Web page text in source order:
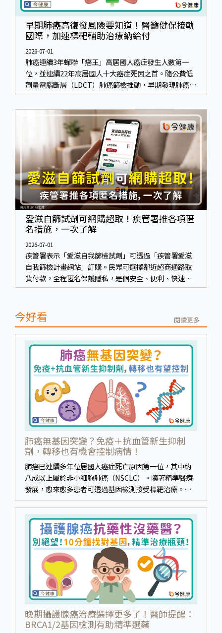
早期肺癌高復發風險要知道！醫籲健保接軌
國際，加速標靶輔助治療納給付
2026-07-01
肺癌連續3年蟬聯「癌王」高居國人癌症發生人數第一
位，並連續22年高居國人十大癌症死因之首。隨公費低
劑量電腦斷層（LDCT）肺癌篩檢推動，早期發現肺癌比
例明顯提升。然而早發現也要早治療，尤其面對高復發
風險，早期介入輔助治療至關重要。
愛滋自篩試劑可網購超取！疾管署推各項匿
名措施，一次了解
2026-07-01
疾管署表示「愛滋自我篩檢試劑」可透過「疾管署愛滋
自我篩檢計畫網站」訂購。民眾可選擇鄰近超商通路取
貨付款，全程匿名保護隱私，是個安全、便利、快速、
又兼顧隱私的保護措施。
今好看 閱讀更多
肺癌無基因突變？免疫＋抗血管新生抑制
劑，轉移也有機會控制病情！
肺癌已連續多年位居國人癌症死亡原因第一位，其中約
八成以上屬於非小細胞肺癌（NSCLC）。隨著精準醫療
發展，愈來愈多患者可透過基因檢測接受標靶治療。不
過，若檢測結果沒有發現可用藥的基因突變，是否就代
表只能接受傳統化療？
晚期攝護腺癌治療選擇更多了！醫師提醒：
BRCA1/2基因檢測有助精準選藥